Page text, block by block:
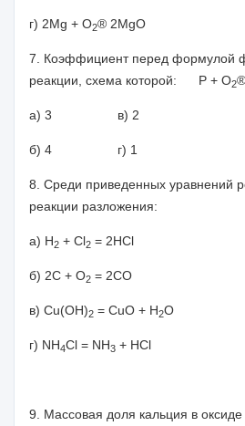
г) 2Mg + O2® 2MgO
7. Коэффициент перед формулой
реакции, схема которой: Р + О2®
а) 3 в) 2
б) 4 г) 1
8. Среди приведенных уравнений
реакции разложения:
а) H2 + Cl2 = 2HCl
б) 2C + O2 = 2CO
в) Cu(OH)2 = CuO + H2O
г) NH4Cl = NH3 + HCl
9. Массовая доля кальция в оксиде